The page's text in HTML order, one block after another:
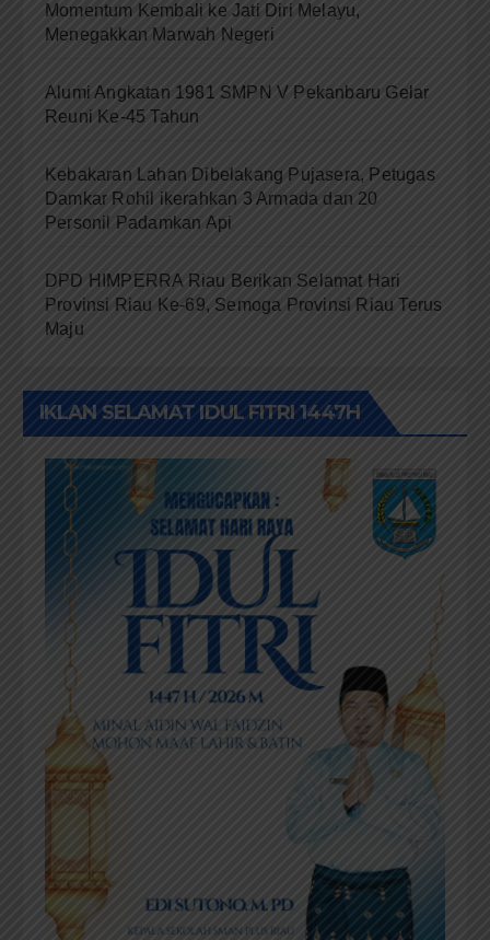
Momentum Kembali ke Jati Diri Melayu,
Menegakkan Marwah Negeri
Alumi Angkatan 1981 SMPN V Pekanbaru Gelar
Reuni Ke-45 Tahun
Kebakaran Lahan Dibelakang Pujasera, Petugas
Damkar Rohil ikerahkan 3 Armada dan 20
Personil Padamkan Api
DPD HIMPERRA Riau Berikan Selamat Hari
Provinsi Riau Ke-69, Semoga Provinsi Riau Terus
Maju
IKLAN SELAMAT IDUL FITRI 1447H